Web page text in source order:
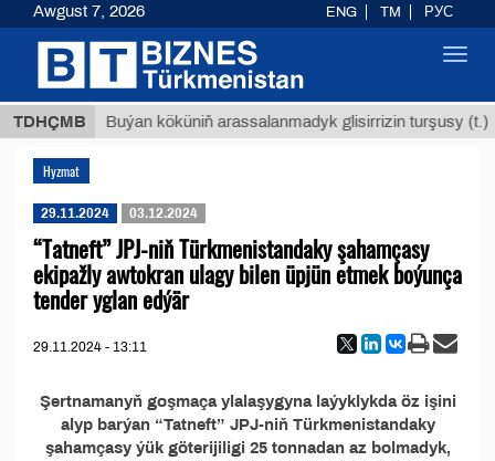
TDHÇMB
ТМТ Buýan köküniň arassalanmadyk glisirrizin turşusy (t.)
Hyzmat
29.11.2024 03.12.2024
“Tatneft” JPJ-niň Türkmenistandaky şahamçasy
ekipažly awtokran ulagy bilen üpjün etmek boýunça
tender yglan edýär
29.11.2024 - 13:11
Şertnamanyň goşmaça ylalaşygyna laýyklykda öz işini
alyp barýan “Tatneft” JPJ-niň Türkmenistandaky
şahamçasy ýük göterijiligi 25 tonnadan az bolmadyk,
Awgust 7, 2026 ENG TM РУС